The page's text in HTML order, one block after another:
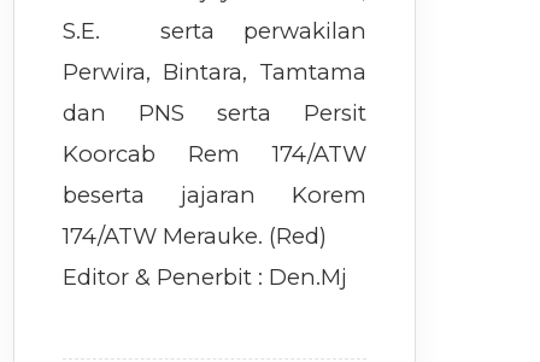
S.E. serta perwakilan
Perwira, Bintara, Tamtama
dan PNS serta Persit
Koorcab Rem 174/ATW
beserta jajaran Korem
174/ATW Merauke. (Red)
Editor & Penerbit : Den.Mj